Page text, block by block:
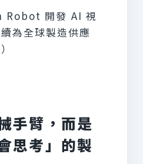
Robot 開發 AI 視
為全球製造供應
手臂，而是
思考」的製